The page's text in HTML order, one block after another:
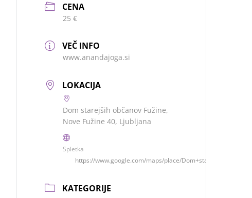
CENA
25 €
VEČ INFO
www.anandajoga.si
LOKACIJA
Dom starejših občanov Fužine,
Nove Fužine 40, Ljubljana
Spletka
https://www.google.com/maps/place/
KATEGORIJE